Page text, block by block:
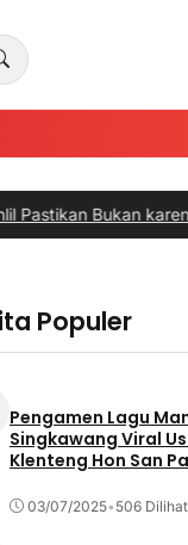
karena
Populer
Pengamen Lagu
Singkawang Viral
Klenteng Hon San
03/07/2025• 506 Dilihat